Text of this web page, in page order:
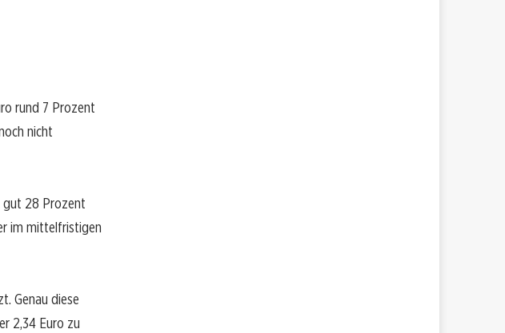
rund 7 Prozent
nicht
gut 28 Prozent
im mittelfristigen
Genau diese
2,34 Euro zu